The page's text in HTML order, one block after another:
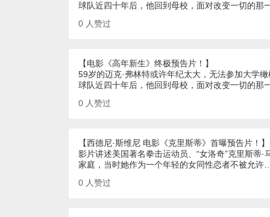
球队近四十年后，他回到母校，面对改变一切的那
0 人赞过
【电影《高年新生》终极预告片！】
59岁的迈克·弗林特或许年纪太大，无法参加大学
球队近四十年后，他回到母校，面对改变一切的那
0 人赞过
【西德尼·斯维尼 电影《克里斯蒂》首曝预告片！】
影片讲述美国著名拳击运动员、“女洛奇”克里斯蒂
家庭，当时她作为一个年轻的女同性恋者不被允许
0 人赞过